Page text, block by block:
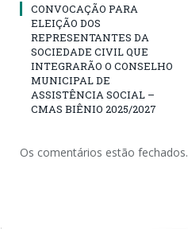
CONVOCAÇÃO PARA
ELEIÇÃO DOS
REPRESENTANTES DA
SOCIEDADE CIVIL QUE
INTEGRARÃO O CONSELHO
MUNICIPAL DE
ASSISTÊNCIA SOCIAL –
CMAS BIÊNIO 2025/2027
Os comentários estão fechados.